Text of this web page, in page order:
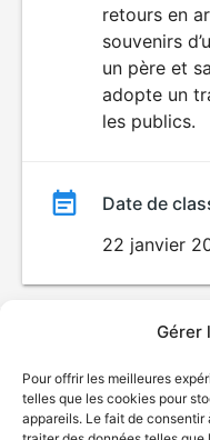
Gérer
Pour offrir les meilleures
telles que les cookies pour
appareils. Le fait de
retours en
souvenirs
un père et
adopte un
les publics.
Date de
22 janvier